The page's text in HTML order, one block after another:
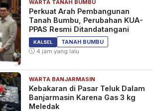
WARTA TANAH BUMBU
Perkuat Arah Pembangunan
Tanah Bumbu, Perubahan KUA-
PPAS Resmi Ditandatangani
KALSEL
TANAH BUMBU
4 jam yang lalu
WARTA BANJARMASIN
Kebakaran di Pasar Teluk Dalam
Banjarmasin Karena Gas 3 kg
Meledak